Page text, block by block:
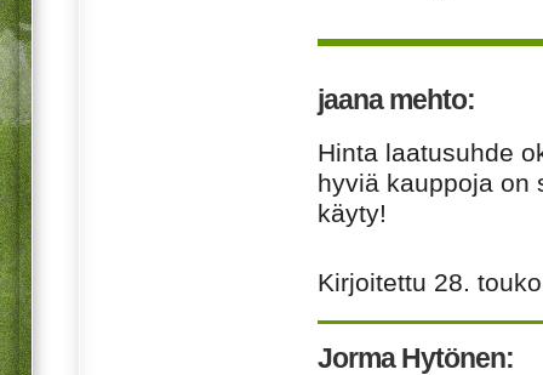
jaana mehto:
Hinta laatusuhde
hyviä kauppoja on
käyty!
Kirjoitettu 28.
Jorma Hytönen: